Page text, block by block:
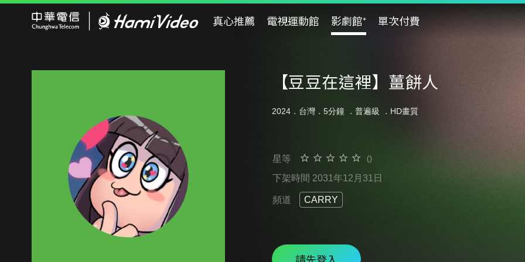
真心推薦 電視運動館 影劇館⁺ 單次付費
【豆豆在這裡】薑餅人
2024．台灣．5分鐘 ． 普遍級 ．HD畫質
星等
0
下架時間 2031年12月31日
頻道 CARRY